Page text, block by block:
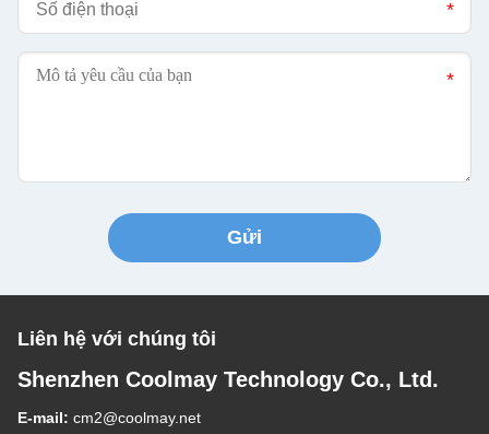
Gửi
Liên hệ với chúng tôi
Shenzhen Coolmay Technology Co., Ltd.
E-mail: cm2@coolmay.net